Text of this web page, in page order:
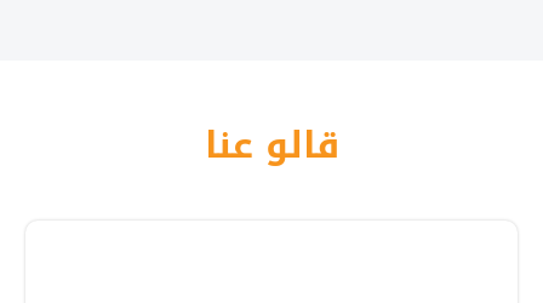
قالو عنا